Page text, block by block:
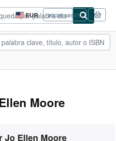
EUR
Preferencias
de
compra
del
Iniciar sesión
Moore
Jo Ellen Moore